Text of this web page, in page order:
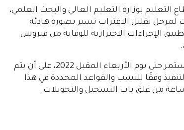
بوزارة التعليم العالي والبحث العلمي،
تقليل الاغتراب تسير بصورة هادئة
الإجراءات الاحترازية للوقاية من فيروس
ومن ثم فالجدير بالذكر، أن مرحل تقليل الاغتراب تستمر حتى يوم الأربعاء المقبل 2022، على أن يتم
وفقًا للنسب والقواعد المحددة في هذا